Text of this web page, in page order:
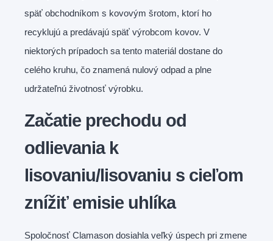
späť obchodníkom s kovovým šrotom, ktorí ho
recyklujú a predávajú späť výrobcom kovov. V
niektorých prípadoch sa tento materiál dostane do
celého kruhu, čo znamená nulový odpad a plne
udržateľnú životnosť výrobku.
Začatie prechodu od
odlievania k
lisovaniu/lisovaniu s cieľom
znížiť emisie uhlíka
Spoločnosť Clamason dosiahla veľký úspech pri zmene